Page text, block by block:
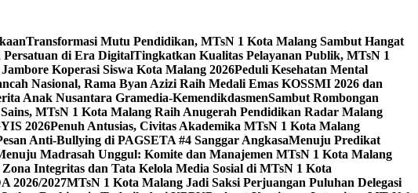
Transformasi Mutu Pendidikan, MTsN 1 Kota Malang Sambut Hangat
di Era DigitalTingkatkan Kualitas Pelayanan Publik, MTsN 1
Koperasi Siswa Kota Malang 2026Peduli Kesehatan Mental
Nasional, Rama Byan Azizi Raih Medali Emas KOSSMI 2026 dan
Anak Nusantara Gramedia-KemendikdasmenSambut Rombongan
MTsN 1 Kota Malang Raih Anugerah Pendidikan Radar Malang
2026Penuh Antusias, Civitas Akademika MTsN 1 Kota Malang
Anti-Bullying di PAGSETA #4 Sanggar AngkasaMenuju Predikat
Madrasah Unggul: Komite dan Manajemen MTsN 1 Kota Malang
Integritas dan Tata Kelola Media Sosial di MTsN 1 Kota
2026/2027MTsN 1 Kota Malang Jadi Saksi Perjuangan Puluhan Delegasi